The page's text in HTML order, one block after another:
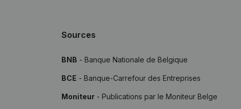
Sources
BNB - Banque Nationale de Belgique
BCE - Banque-Carrefour des Entreprises
Moniteur - Publications par le Moniteur Belge